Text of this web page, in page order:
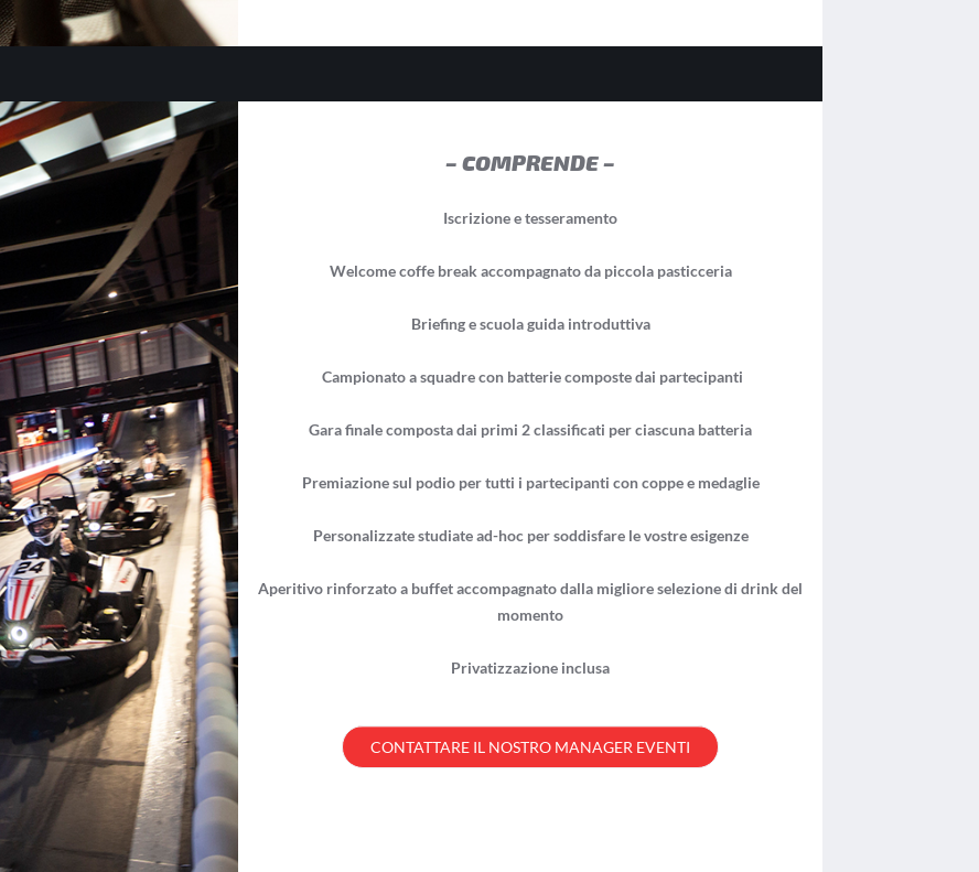
– COMPRENDE –
Iscrizione e tesseramento
Welcome coffe break accompagnato da piccola pasticceria
Briefing e scuola guida introduttiva
Campionato a squadre con batterie composte dai partecipanti
Gara finale composta dai primi 2 classificati per ciascuna batteria
Premiazione sul podio per tutti i partecipanti con coppe e medaglie
Personalizzate studiate ad-hoc per soddisfare le vostre esigenze
Aperitivo rinforzato a buffet accompagnato dalla migliore selezione di drink del
momento
Privatizzazione inclusa
CONTATTARE IL NOSTRO MANAGER EVENTI